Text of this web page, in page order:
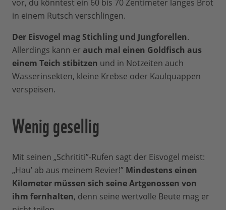
vor, du könntest ein 60 bis 70 Zentimeter langes Brot
in einem Rutsch verschlingen.
Der Eisvogel mag Stichling und Jungforellen.
Allerdings kann er auch mal einen Goldfisch aus
einem Teich stibitzen und in Notzeiten auch
Wasserinsekten, kleine Krebse oder Kaulquappen
verspeisen.
Wenig gesellig
Mit seinen „Schrititi”-Rufen sagt der Eisvogel meist:
„Hau’ ab aus meinem Revier!” Mindestens einen
Kilometer müssen sich seine Artgenossen von
ihm fernhalten, denn seine wertvolle Beute mag er